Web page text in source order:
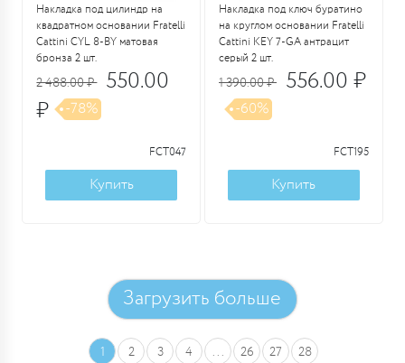
Накладка под цилиндр на
квадратном основании Fratelli
Cattini CYL 8-BY матовая
бронза 2 шт.
2 488.00 ₽ 550.00
₽
-78%
FCT047
Купить
Накладка под ключ буратино
на круглом основании Fratelli
Cattini KEY 7-GA антрацит
серый 2 шт.
1 390.00 ₽ 556.00 ₽
-60%
FCT195
Купить
Загрузить больше
1 2 3 4 ... 26 27 28